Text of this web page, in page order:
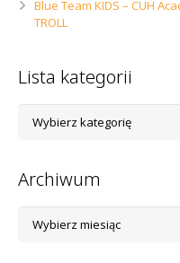
Blue Team KIDS – CUH
TROLL
Lista kategorii
kategorii
Archiwum